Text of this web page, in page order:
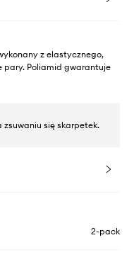
z elastycznego,
pary. Poliamid gwarantuje
się skarpetek.
2-pack